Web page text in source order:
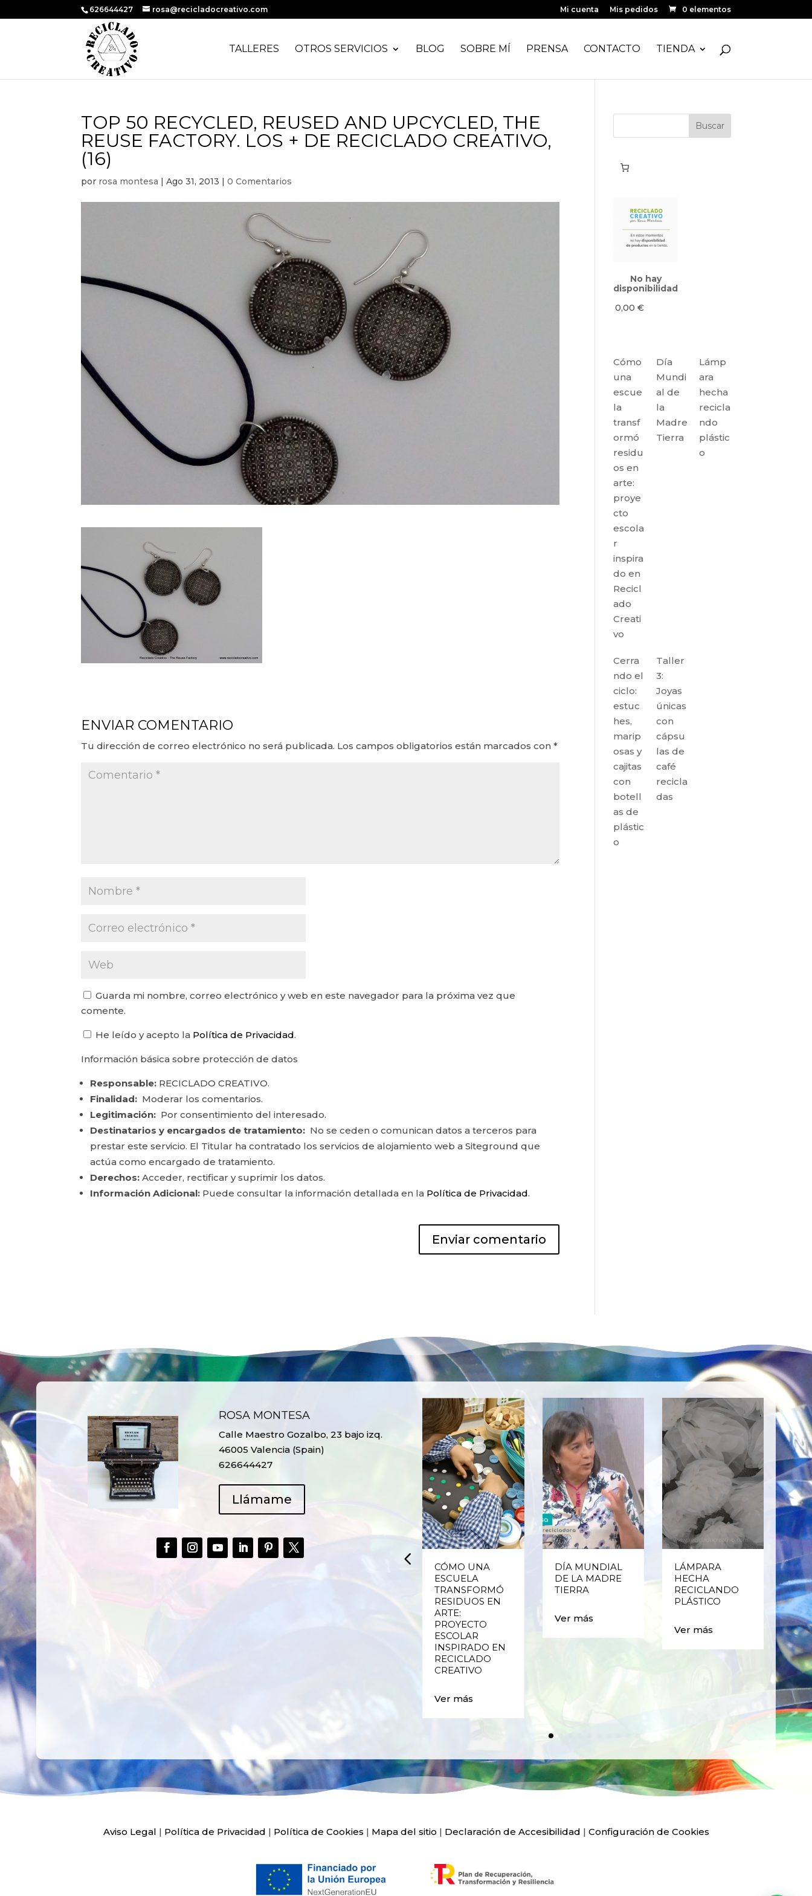
626644427 rosa@recicladocreativo.com Mi cuenta Mis pedidos 0 elementos
TALLERES OTROS SERVICIOS BLOG SOBRE MÍ PRENSA CONTACTO TIENDA
TOP 50 RECYCLED, REUSED AND UPCYCLED, THE
REUSE FACTORY. LOS + DE RECICLADO CREATIVO,
(16)
por rosa montesa |Ago 31, 2013 |0 Comentarios
ENVIAR COMENTARIO
Tu dirección de correo electrónico no será publicada. Los campos obligatorios están marcados con*
Guarda mi nombre, correo electrónico y web en este navegador para la próxima vez que
comente.
He leído y acepto la Política de Privacidad.
Información básica sobre protección de datos
Responsable: RECICLADO CREATIVO.
Finalidad: Moderar los comentarios.
Legitimación: Por consentimiento del interesado.
Destinatarios y encargados de tratamiento: No se ceden o comunican datos a terceros para
prestar este servicio. El Titular ha contratado los servicios de alojamiento web a Siteground que
actúa como encargado de tratamiento.
Derechos: Acceder, rectificar y suprimir los datos.
Información Adicional: Puede consultar la información detallada en la Política de Privacidad.
No hay
disponibilidad
0,00€
Cómo
una
escue
la
transf
ormó
residu
os en
arte:
proye
cto
escola
r
inspira
do en
Recicl
ado
Creati
vo
Día
Mundi
al de
la
Madre
Tierra
Lámp
ara
hecha
recicla
ndo
plástic
o
Cerra
ndo el
ciclo:
estuc
hes,
marip
osas y
cajitas
con
botell
as de
plástic
o
Taller
3:
Joyas
únicas
con
cápsu
las de
café
recicla
das
ROSA MONTESA
Calle Maestro Gozalbo, 23 bajo izq.
46005 Valencia (Spain)
626644427
Llámame
RECICLADO EN
CÓMO UNA
ESCUELA
TRANSFORMÓ
RESIDUOS EN
ARTE:
PROYECTO
ESCOLAR
INSPIRADO EN
RECICLADO
CREATIVO
Ver más
DÍA MUNDIAL
DE LA MADRE
TIERRA
Ver más
LÁMPARA
HECHA
RECICLANDO
PLÁSTICO
Ver más
Aviso Legal | Política de Privacidad | Política de Cookies | Mapa del sitio | Declaración de Accesibilidad | Configuración de Cookies